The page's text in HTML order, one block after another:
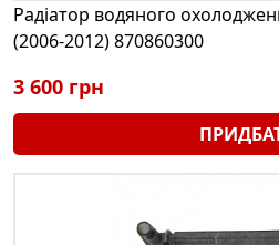
Радіатор водяного
(2006-2012) 870860300
3 600 грн